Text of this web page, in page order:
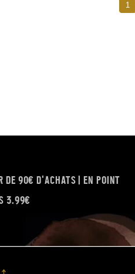
1
DE 90€ D'ACHATS | EN POINT
3.99€